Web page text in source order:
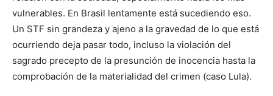
vulnerables. En Brasil lentamente está sucediendo eso.
Un STF sin grandeza y ajeno a la gravedad de lo que está
ocurriendo deja pasar todo, incluso la violación del
sagrado precepto de la presunción de inocencia hasta la
comprobación de la materialidad del crimen (caso Lula).